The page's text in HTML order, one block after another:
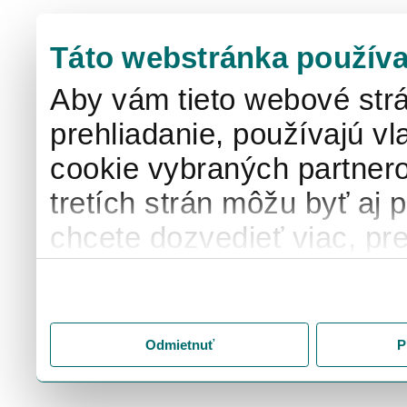
Táto webstránka
Aby vám tieto webové
prehliadanie, používajú
cookie vybraných
tretích strán môžu byť aj
chcete dozvedieť viac,
tlačidlo "Prijať všetko"
cookie do vášho
Odmietnuť